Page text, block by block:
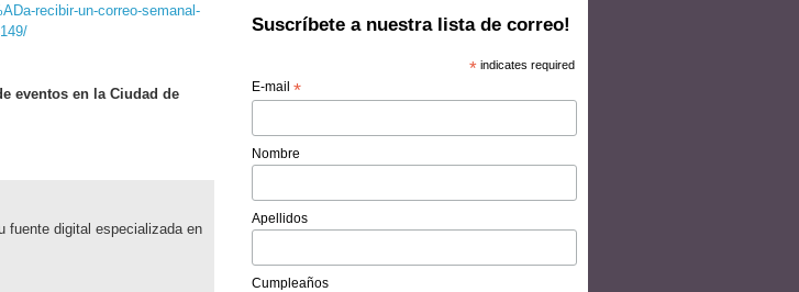
recibir-un-correo-semanal-
eventos en la Ciudad de
fuente digital especializada en
Suscríbete a nuestra lista de correo!
*indicates required
E-mail*
Nombre
Apellidos
Cumpleaños